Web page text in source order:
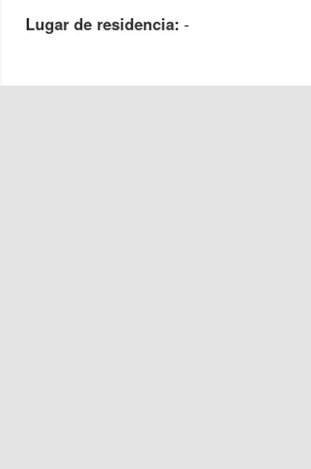
Lugar de residencia: -